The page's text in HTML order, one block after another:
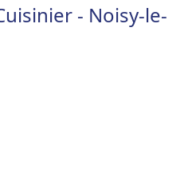
- Noisy-le-